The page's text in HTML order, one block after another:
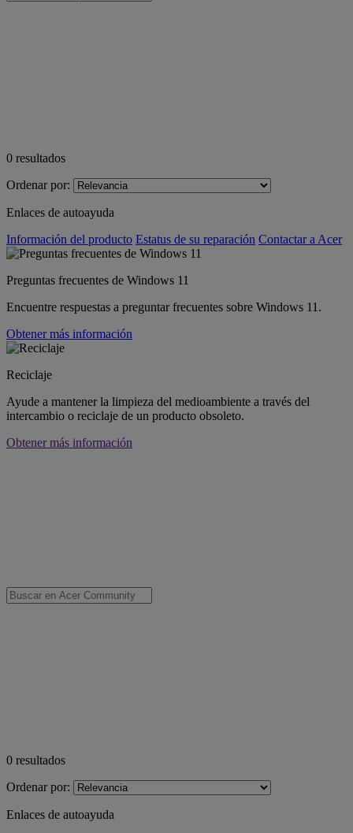
0 resultados
Ordenar por:
Enlaces de autoayuda
Información del producto Estatus de su reparación Contactar a Acer
Preguntas frecuentes de Windows 11
Encuentre respuestas a preguntar frecuentes sobre Windows 11.
Obtener más información
Reciclaje
Ayude a mantener la limpieza del medioambiente a través del
intercambio o reciclaje de un producto obsoleto.
Obtener más información
0 resultados
Ordenar por:
Enlaces de autoayuda